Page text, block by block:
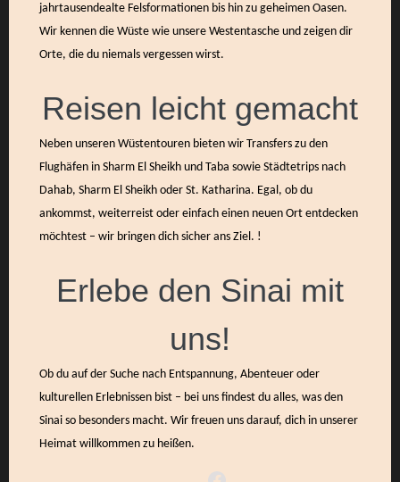
jahrtausendealte Felsformationen bis hin zu geheimen Oasen.
Wir kennen die Wüste wie unsere Westentasche und zeigen dir
Orte, die du niemals vergessen wirst.
Reisen leicht gemacht
Neben unseren Wüstentouren bieten wir Transfers zu den
Flughäfen in Sharm El Sheikh und Taba sowie Städtetrips nach
Dahab, Sharm El Sheikh oder St. Katharina. Egal, ob du
ankommst, weiterreist oder einfach einen neuen Ort entdecken
möchtest – wir bringen dich sicher ans Ziel. !
Erlebe den Sinai mit
uns!
Ob du auf der Suche nach Entspannung, Abenteuer oder
kulturellen Erlebnissen bist – bei uns findest du alles, was den
Sinai so besonders macht. Wir freuen uns darauf, dich in unserer
Heimat willkommen zu heißen.